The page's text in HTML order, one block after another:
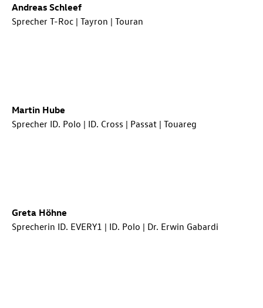
Andreas Schleef
Sprecher T-Roc | Tayron | Touran
Martin Hube
Sprecher ID. Polo | ID. Cross | Passat | Touareg
Greta Höhne
Sprecherin ID. EVERY1 | ID. Polo | Dr. Erwin Gabardi